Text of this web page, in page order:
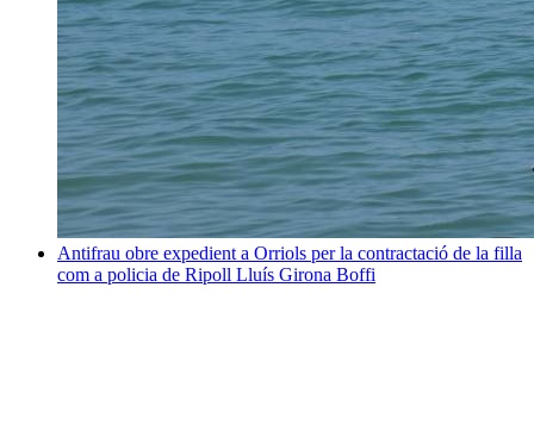
Antifrau obre expedient a Orriols per la contractació de la filla
com a policia de Ripoll Lluís Girona Boffi